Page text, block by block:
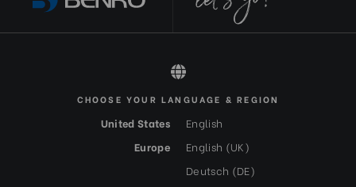
All rights reserved 2026 © Benro FR-EUR
CHOOSE YOUR LANGUAGE & REGION
United States
English
Europe
English (UK)
Deutsch (DE)